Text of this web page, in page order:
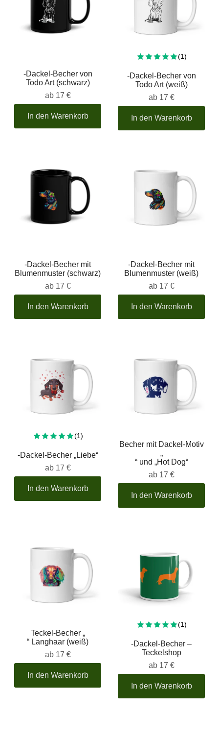
-Dackel-Becher von
Todo Art (schwarz)
ab 17 €
In den Warenkorb
(1)
-Dackel-Becher von
Todo Art (weiß)
ab 17 €
In den Warenkorb
-Dackel-Becher mit
Blumenmuster (schwarz)
ab 17 €
In den Warenkorb
-Dackel-Becher mit
Blumenmuster (weiß)
ab 17 €
In den Warenkorb
(1)Insgesamt 1 Bewertung
-Dackel-Becher „Liebe“
ab 17 €
In den Warenkorb
Becher mit Dackel-Motiv
„
“ und „Hot Dog“
ab 17 €
In den Warenkorb
Teckel-Becher „
“ Langhaar (weiß)
ab 17 €
In den Warenkorb
(1)
-Dackel-Becher –
Teckelshop
ab 17 €
In den Warenkorb